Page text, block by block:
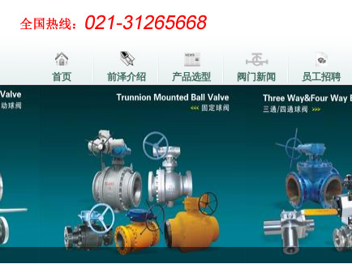
首页 前泽介绍 产品选型 阀门新闻 员工招聘